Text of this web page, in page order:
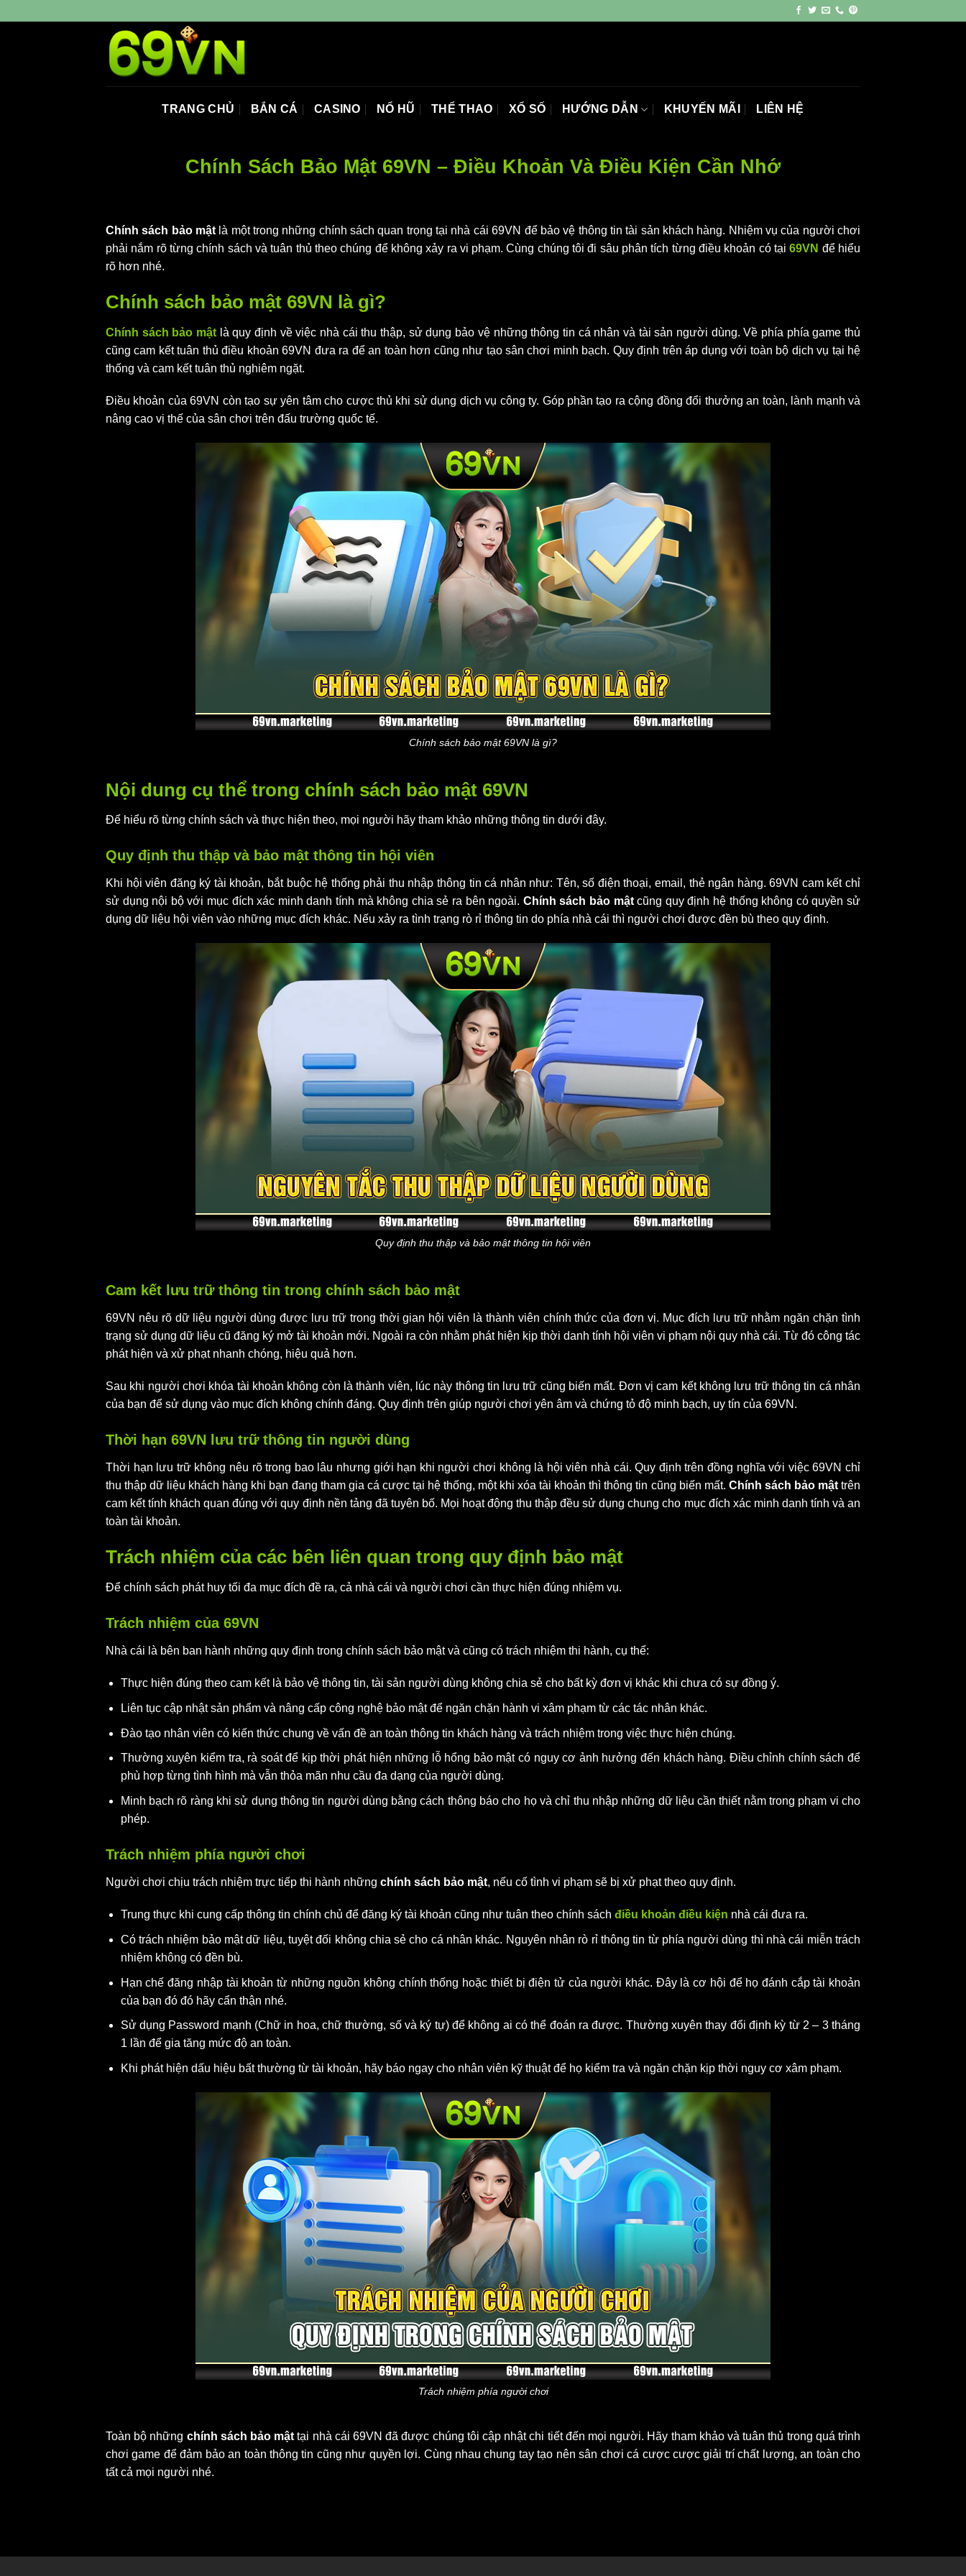
TRANG CHỦ BẮN CÁ CASINO NỔ HŨ THỂ THAO XỔ SỐ HƯỚNG DẪN KHUYẾN MÃI LIÊN HỆ
Chính Sách Bảo Mật 69VN – Điều Khoản Và Điều Kiện Cần Nhớ
Chính sách bảo mật là một trong những chính sách quan trọng tại nhà cái 69VN để bảo vệ thông tin tài sản khách hàng. Nhiệm vụ của người chơi
phải nắm rõ từng chính sách và tuân thủ theo chúng để không xảy ra vi phạm. Cùng chúng tôi đi sâu phân tích từng điều khoản có tại69VN để hiểu
rõ hơn nhé.
Chính sách bảo mật 69VN là gì?
Chính sách bảo mật là quy định về việc nhà cái thu thập, sử dụng bảo vệ những thông tin cá nhân và tài sản người dùng. Về phía phía game thủ
cũng cam kết tuân thủ điều khoản 69VN đưa ra để an toàn hơn cũng như tạo sân chơi minh bạch. Quy định trên áp dụng với toàn bộ dịch vụ tại hệ
thống và cam kết tuân thủ nghiêm ngặt.
Điều khoản của 69VN còn tạo sự yên tâm cho cược thủ khi sử dụng dịch vụ công ty. Góp phần tạo ra cộng đồng đổi thưởng an toàn, lành mạnh và
nâng cao vị thế của sân chơi trên đấu trường quốc tế.
Chính sách bảo mật 69VN là gì?
Nội dung cụ thể trong chính sách bảo mật 69VN
Để hiểu rõ từng chính sách và thực hiện theo, mọi người hãy tham khảo những thông tin dưới đây.
Quy định thu thập và bảo mật thông tin hội viên
Khi hội viên đăng ký tài khoản, bắt buộc hệ thống phải thu nhập thông tin cá nhân như: Tên, số điện thoại, email, thẻ ngân hàng. 69VN cam kết chỉ
sử dụng nội bộ với mục đích xác minh danh tính mà không chia sẻ ra bên ngoài. Chính sách bảo mậtcũng quy định hệ thống không có quyền sử
dụng dữ liệu hội viên vào những mục đích khác. Nếu xảy ra tình trạng rò rỉ thông tin do phía nhà cái thì người chơi được đền bù theo quy định.
Quy định thu thập và bảo mật thông tin hội viên
Cam kết lưu trữ thông tin trong chính sách bảo mật
69VN nêu rõ dữ liệu người dùng được lưu trữ trong thời gian hội viên là thành viên chính thức của đơn vị. Mục đích lưu trữ nhằm ngăn chặn tình
trạng sử dụng dữ liệu cũ đăng ký mở tài khoản mới. Ngoài ra còn nhằm phát hiện kịp thời danh tính hội viên vi phạm nội quy nhà cái. Từ đó công tác
phát hiện và xử phạt nhanh chóng, hiệu quả hơn.
Sau khi người chơi khóa tài khoản không còn là thành viên, lúc này thông tin lưu trữ cũng biến mất. Đơn vị cam kết không lưu trữ thông tin cá nhân
của bạn để sử dụng vào mục đích không chính đáng. Quy định trên giúp người chơi yên âm và chứng tỏ độ minh bạch, uy tín của 69VN.
Thời hạn 69VN lưu trữ thông tin người dùng
Thời hạn lưu trữ không nêu rõ trong bao lâu nhưng giới hạn khi người chơi không là hội viên nhà cái. Quy định trên đồng nghĩa với việc 69VN chỉ
thu thập dữ liệu khách hàng khi bạn đang tham gia cá cược tại hệ thống, một khi xóa tài khoản thì thông tin cũng biến mất. Chính sách bảo mậttrên
cam kết tính khách quan đúng với quy định nền tảng đã tuyên bố. Mọi hoạt động thu thập đều sử dụng chung cho mục đích xác minh danh tính và an
toàn tài khoản.
Trách nhiệm của các bên liên quan trong quy định bảo mật
Để chính sách phát huy tối đa mục đích đề ra, cả nhà cái và người chơi cần thực hiện đúng nhiệm vụ.
Trách nhiệm của 69VN
Nhà cái là bên ban hành những quy định trong chính sách bảo mật và cũng có trách nhiệm thi hành, cụ thể:
Thực hiện đúng theo cam kết là bảo vệ thông tin, tài sản người dùng không chia sẻ cho bất kỳ đơn vị khác khi chưa có sự đồng ý.
Liên tục cập nhật sản phẩm và nâng cấp công nghệ bảo mật để ngăn chặn hành vi xâm phạm từ các tác nhân khác.
Đào tạo nhân viên có kiến thức chung về vấn đề an toàn thông tin khách hàng và trách nhiệm trong việc thực hiện chúng.
Thường xuyên kiểm tra, rà soát để kịp thời phát hiện những lỗ hổng bảo mật có nguy cơ ảnh hưởng đến khách hàng. Điều chỉnh chính sách để
phù hợp từng tình hình mà vẫn thỏa mãn nhu cầu đa dạng của người dùng.
Minh bạch rõ ràng khi sử dụng thông tin người dùng bằng cách thông báo cho họ và chỉ thu nhập những dữ liệu cần thiết nằm trong phạm vi cho
phép.
Trách nhiệm phía người chơi
Người chơi chịu trách nhiệm trực tiếp thi hành những chính sách bảo mật, nếu cố tình vi phạm sẽ bị xử phạt theo quy định.
Trung thực khi cung cấp thông tin chính chủ để đăng ký tài khoản cũng như tuân theo chính sách điều khoản điều kiện nhà cái đưa ra.
Có trách nhiệm bảo mật dữ liệu, tuyệt đối không chia sẻ cho cá nhân khác. Nguyên nhân rò rỉ thông tin từ phía người dùng thì nhà cái miễn trách
nhiệm không có đền bù.
Hạn chế đăng nhập tài khoản từ những nguồn không chính thống hoặc thiết bị điện tử của người khác. Đây là cơ hội để họ đánh cắp tài khoản
của bạn đó đó hãy cẩn thận nhé.
Sử dụng Password mạnh (Chữ in hoa, chữ thường, số và ký tự) để không ai có thể đoán ra được. Thường xuyên thay đổi định kỳ từ 2 – 3 tháng
1 lần để gia tăng mức độ an toàn.
Khi phát hiện dấu hiệu bất thường từ tài khoản, hãy báo ngay cho nhân viên kỹ thuật để họ kiểm tra và ngăn chặn kịp thời nguy cơ xâm phạm.
Trách nhiệm phía người chơi
Toàn bộ những chính sách bảo mậttại nhà cái 69VN đã được chúng tôi cập nhật chi tiết đến mọi người. Hãy tham khảo và tuân thủ trong quá trình
chơi game để đảm bảo an toàn thông tin cũng như quyền lợi. Cùng nhau chung tay tạo nên sân chơi cá cược cược giải trí chất lượng, an toàn cho
tất cả mọi người nhé.